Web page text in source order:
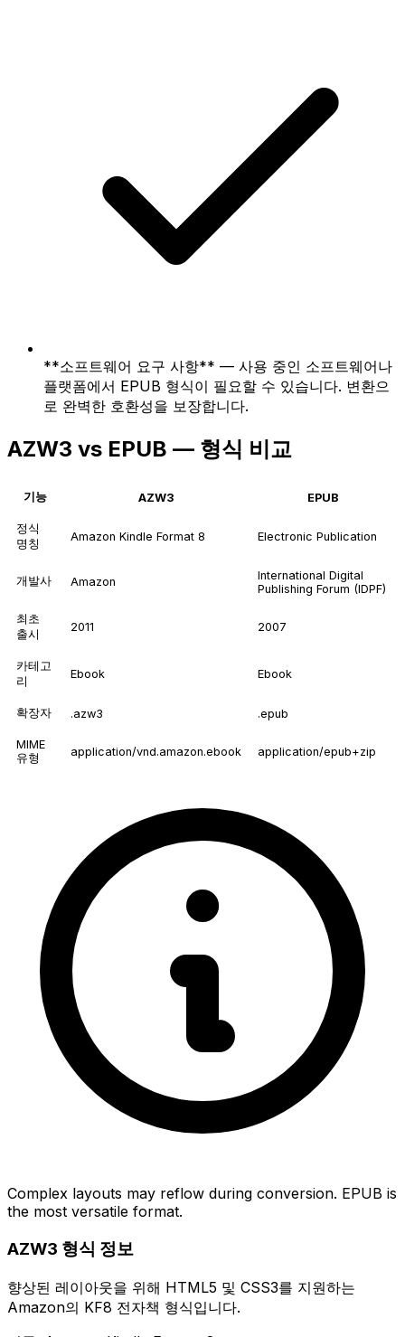
**소프트웨어 요구 사항** — 사용 중인 소프트웨어나
플랫폼에서 EPUB 형식이 필요할 수 있습니다. 변환으
로 완벽한 호환성을 보장합니다.
AZW3 vs EPUB — 형식 비교
기능 AZW3 EPUB
정식
명칭
Amazon Kindle Format 8 Electronic Publication
개발사 Amazon
International Digital
Publishing Forum (IDPF)
최초
출시
2011 2007
카테고
리
Ebook Ebook
확장자 .azw3 .epub
MIME
유형
application/vnd.amazon.ebook application/epub+zip
Complex layouts may reflow during conversion. EPUB is
the most versatile format.
AZW3 형식 정보
향상된 레이아웃을 위해 HTML5 및 CSS3를 지원하는
Amazon의 KF8 전자책 형식입니다.